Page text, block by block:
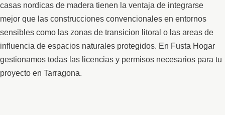
casas nordicas de madera tienen la ventaja de integrarse
mejor que las construcciones convencionales en entornos
sensibles como las zonas de transicion litoral o las areas de
influencia de espacios naturales protegidos. En Fusta Hogar
gestionamos todas las licencias y permisos necesarios para tu
proyecto en Tarragona.